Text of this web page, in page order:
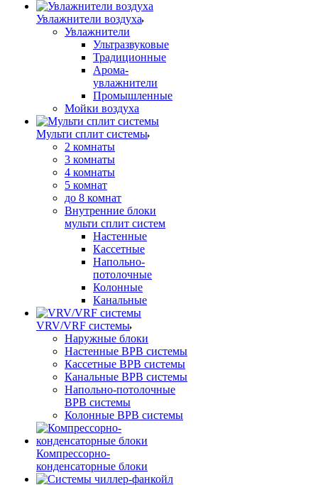
Увлажнители воздуха
Увлажнители
Ультразвуковые
Традиционные
Арома-
увлажнители
Промышленные
Мойки воздуха
Мульти сплит системы
2 комнаты
3 комнаты
4 комнаты
5 комнат
до 8 комнат
Внутренние блоки
мульти сплит систем
Настенные
Кассетные
Напольно-
потолочные
Колонные
Канальные
VRV/VRF системы
Наружные блоки
Настенные ВРВ системы
Кассетные ВРВ системы
Канальные ВРВ системы
Напольно-потолочные
ВРВ системы
Колонные ВРВ системы
Компрессорно-
конденсаторные блоки